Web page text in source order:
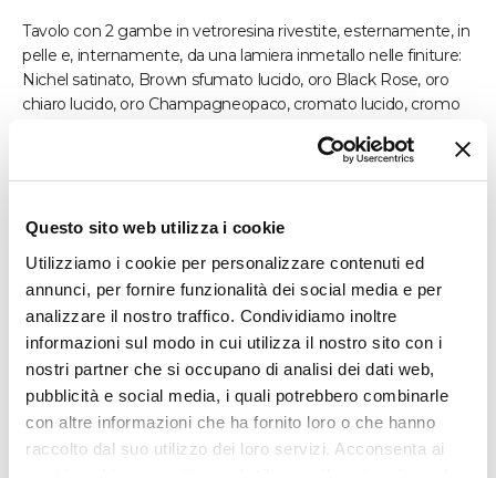
Questo sito web utilizza i cookie
Utilizziamo i cookie per personalizzare contenuti ed
annunci, per fornire funzionalità dei social media e per
analizzare il nostro traffico. Condividiamo inoltre
informazioni sul modo in cui utilizza il nostro sito con i
nostri partner che si occupano di analisi dei dati web,
pubblicità e social media, i quali potrebbero combinarle
con altre informazioni che ha fornito loro o che hanno
raccolto dal suo utilizzo dei loro servizi. Acconsenta ai
Tavolo con 2 gambe in vetroresina rivestite, esternamente, in
pelle e, internamente, da una lamiera inmetallo nelle finiture:
Nichel satinato, Brown sfumato lucido, oro Black Rose, oro
chiaro lucido, oro Champagneopaco, cromato lucido, cromo
Per completare la gamba, la base è arricchita da una piedino
rivestito in pelle a campionario come la gamba ed è
base.
Il top ha un bordo perimetrale in metallo che racchiude il
piano nelle finiture: marmo Bianco Carrara, marmo Imperial
Brown, marmo Sahara Noir (finitura poliestere lucido eopaco),
marmo Dover White, marmo Panda White, marmo Verde
Guatemala, marmo Corteccia, marmo Port Saint Laurent,
marmo Rosso Levanto, marmo Bardiglio Nuvolato, marmo
Elegant Brown, marmo Palissandro Oniciato, marmo